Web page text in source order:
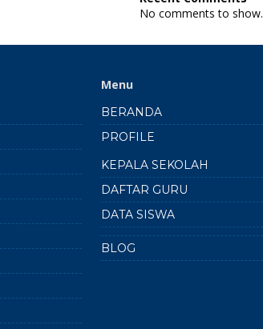
No comments to show.
Menu
BERANDA
PROFILE
KEPALA SEKOLAH
DAFTAR GURU
DATA SISWA
BLOG